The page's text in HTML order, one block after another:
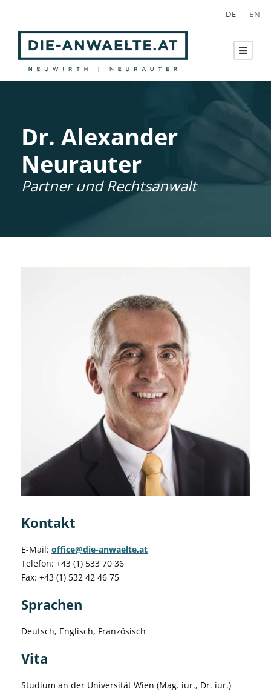
DE EN
Dr. Alexander
Neurauter
Partner und Rechtsanwalt
Kontakt
E-Mail: office@die-anwaelte.at
Telefon: +43 (1) 533 70 36
Fax: +43 (1) 532 42 46 75
Sprachen
Deutsch, Englisch, Französisch
Vita
Studium an der Universität Wien (Mag. iur., Dr. iur.)